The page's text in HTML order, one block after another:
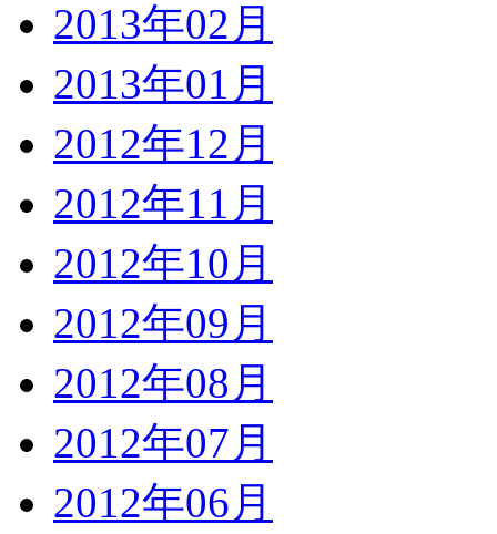
2013年02月
2013年01月
2012年12月
2012年11月
2012年10月
2012年09月
2012年08月
2012年07月
2012年06月